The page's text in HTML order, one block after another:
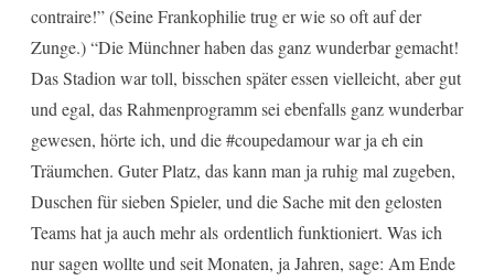
contraire!” (Seine Frankophilie trug er wie so oft auf der
Zunge.) “Die Münchner haben das ganz wunderbar gemacht!
Das Stadion war toll, bisschen später essen vielleicht, aber gut
und egal, das Rahmenprogramm sei ebenfalls ganz wunderbar
gewesen, hörte ich, und die #coupedamour war ja eh ein
Träumchen. Guter Platz, das kann man ja ruhig mal zugeben,
Duschen für sieben Spieler, und die Sache mit den gelosten
Teams hat ja auch mehr als ordentlich funktioniert. Was ich
nur sagen wollte und seit Monaten, ja Jahren, sage: Am Ende